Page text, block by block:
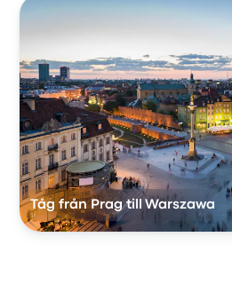
Tåg från Prag till Warszawa